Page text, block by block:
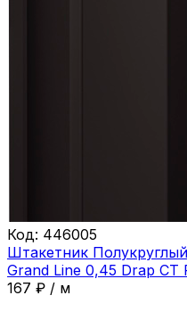
Код: 446005
Штакетник
Grand Line 0,45 Drap СТ
167 ₽ / м